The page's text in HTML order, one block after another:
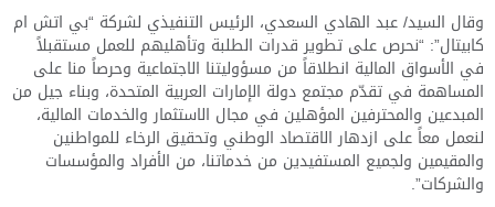
وقال السيد/ عبد الهادي السعدي، الرئيس التنفيذي لشركة “بي اتش ام
كابيتال”: “نحرص على تطوير قدرات الطلبة وتأهليهم للعمل مستقبلاً
في الأسواق المالية انطلاقاً من مسؤوليتنا الاجتماعية وحرصاً منا على
المساهمة في تقدّم مجتمع دولة الإمارات العربية المتحدة، وبناء جيل من
المبدعين والمحترفين المؤهلين في مجال الاستثمار والخدمات المالية،
لنعمل معاً على ازدهار الاقتصاد الوطني وتحقيق الرخاء للمواطنين
والمقيمين ولجميع المستفيدين من خدماتنا، من الأفراد والمؤسسات
والشركات”.